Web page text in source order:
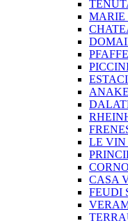
MARIE
LE VIN
CASA
FEUDI